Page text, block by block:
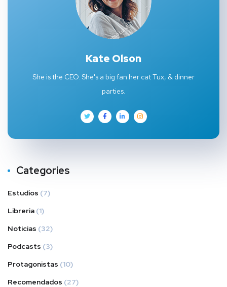
Kate Olson
She is the CEO. She's a big fan her cat Tux, & dinner
parties.
Categories
Estudios (7)
Libreria (1)
Noticias (32)
Podcasts (3)
Protagonistas (10)
Recomendados (27)